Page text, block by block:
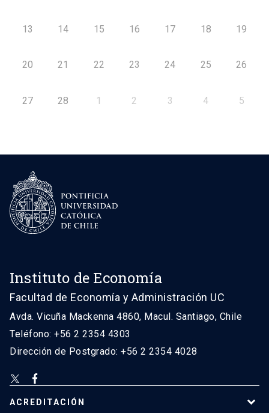
13 14 15 16 17 18 19
20 21 22 23 24 25 26
27 28 1 2 3 4 5
Instituto de Economía
Facultad de Economía y Administración UC
Avda. Vicuña Mackenna 4860, Macul. Santiago, Chile
Teléfono: +56 2 2354 4303
Dirección de Postgrado: +56 2 2354 4028
ACREDITACIÓN